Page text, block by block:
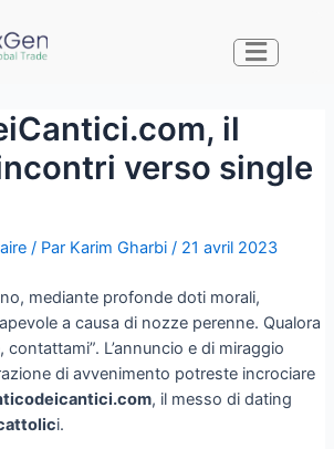
il
verso single
/ Par Karim Gharbi / 21 avril 2023
mediante profonde doti morali,
a causa di nozze perenne. Qualora
L’annuncio e di miraggio
di avvenimento potreste incrociare
, il messo di dating
i.